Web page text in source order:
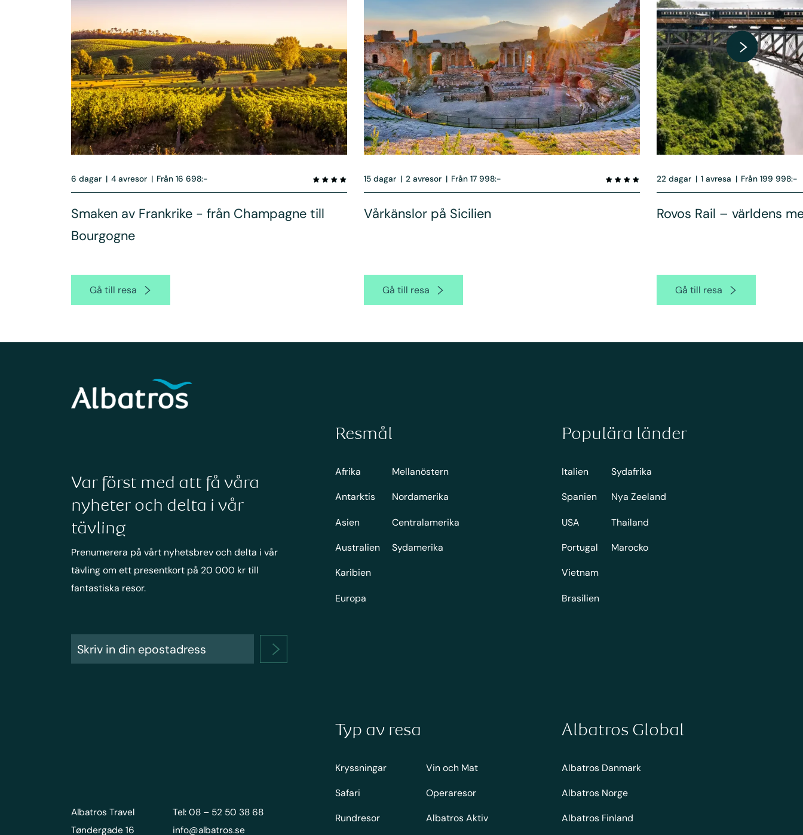
6 dagar | 4 avresor | Från 16 698:-
Smaken av Frankrike - från Champagne till
Bourgogne
Gå till resa
15 dagar | 2 avresor | Från 17 998:-
Vårkänslor på Sicilien
Gå till resa
22 dagar | 1 avresa | Från 199 998:-
Rovos Rail – världens
Gå till resa
Var först med att få våra
nyheter och delta i vår
tävling
Prenumerera på vårt nyhetsbrev och delta i vår
tävling om ett presentkort på 20 000 kr till
fantastiska resor.
Resmål
Afrika
Antarktis
Asien
Australien
Karibien
Europa
Mellanöstern
Nordamerika
Centralamerika
Sydamerika
Populära länder
Italien
Spanien
USA
Portugal
Vietnam
Brasilien
Sydafrika
Nya Zeeland
Thailand
Marocko
Albatros Travel
Tøndergade 16
Tel: 08 – 52 50 38 68
info@albatros.se
Typ av resa
Kryssningar
Safari
Rundresor
Vin och Mat
Operaresor
Albatros Aktiv
Albatros Global
Albatros Danmark
Albatros Norge
Albatros Finland